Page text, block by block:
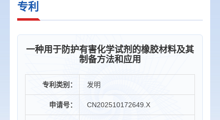
专利
一种用于防护有害化学试剂的橡胶材料及其
制备方法和应用
专利类别： 发明
申请号： CN202510172649.X